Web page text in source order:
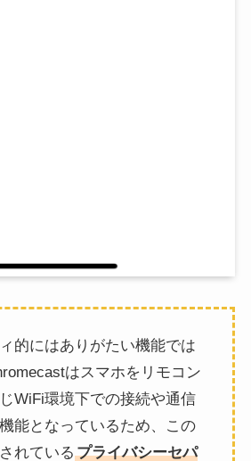
的にはありがたい機能では
はスマホをリモコン
WiFi環境下での接続や通信
能となっているため、この
れているプライバシーセパ